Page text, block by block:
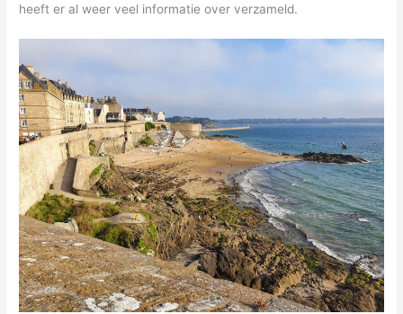
heeft er al weer veel informatie over verzameld.